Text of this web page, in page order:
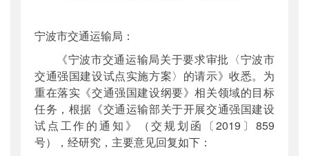
宁波市交通运输局：
《宁波市交通运输局关于要求审批〈宁波市
交通强国建设试点实施方案〉的请示》收悉。为
重在落实《交通强国建设纲要》相关领域的目标
任务，根据《交通运输部关于开展交通强国建设
试点工作的通知》（交规划函〔2019〕859
号），经研究，主要意见回复如下：